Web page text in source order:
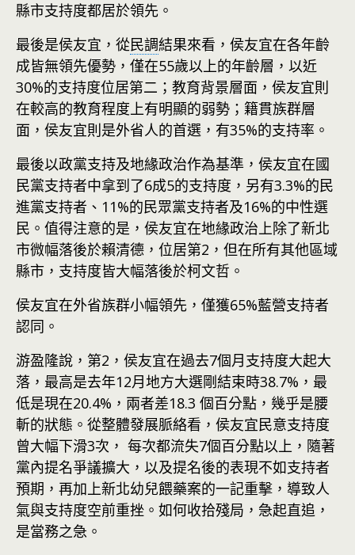
縣市支持度都居於領先。
最後是侯友宜，從民調結果來看，侯友宜在各年齡
成皆無領先優勢，僅在55歲以上的年齡層，以近
30%的支持度位居第二；教育背景層面，侯友宜則
在較高的教育程度上有明顯的弱勢；籍貫族群層
面，侯友宜則是外省人的首選，有35%的支持率。
最後以政黨支持及地緣政治作為基準，侯友宜在國
民黨支持者中拿到了6成5的支持度，另有3.3%的民
進黨支持者、11%的民眾黨支持者及16%的中性選
民。值得注意的是，侯友宜在地緣政治上除了新北
市微幅落後於賴清德，位居第2，但在所有其他區域
縣市，支持度皆大幅落後於柯文哲。
侯友宜在外省族群小幅領先，僅獲65%藍營支持者
認同。
游盈隆說，第2，侯友宜在過去7個月支持度大起大
落，最高是去年12月地方大選剛結束時38.7%，最
低是現在20.4%，兩者差18.3 個百分點，幾乎是腰
斬的狀態。從整體發展脈絡看，侯友宜民意支持度
曾大幅下滑3次， 每次都流失7個百分點以上，隨著
黨內提名爭議擴大，以及提名後的表現不如支持者
預期，再加上新北幼兒餵藥案的一記重擊，導致人
氣與支持度空前重挫。如何收拾殘局，急起直追，
是當務之急。